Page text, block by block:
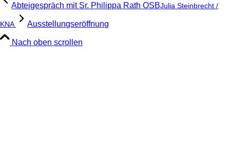
Abteigespräch mit Sr. Philippa Rath OSBJulia Steinbrecht /
KNA Ausstellungseröffnung
Nach oben scrollen